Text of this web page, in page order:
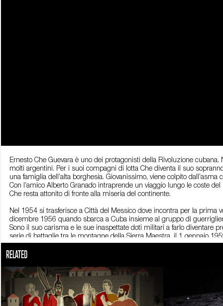
Ernesto Che Guevara è uno dei protagonisti della Rivoluzione
molti argentini. Per i suoi compagni di lotta Che diventa il suo
una famiglia dell’alta borghesia. Giovanissimo, viene colpito
Con l’amico Alberto Granado intraprende un viaggio lungo le coste
Che resta attonito di fronte alla miseria del continente.
Nel 1954 si trasferisce a Città del Messico dove incontra per la prima
dicembre 1956 quando sbarca a Cuba insieme al gruppo di
Sono il suo carisma e le sue inaspettate doti militari a farlo diventare
serie di battaglie tra le montagne della Sierra Maestra, il 1 gennaio
il potere, instaurano un governo di ispirazione marxista.
trasforma in un uomo politico. Negli anni all’Avana è responsabile
ambasciatore della rivoluzione cubana: carica per cui compie
1 Aprile 1964. Lascia Cuba. L’anno successivo partecipa a una
RELATED